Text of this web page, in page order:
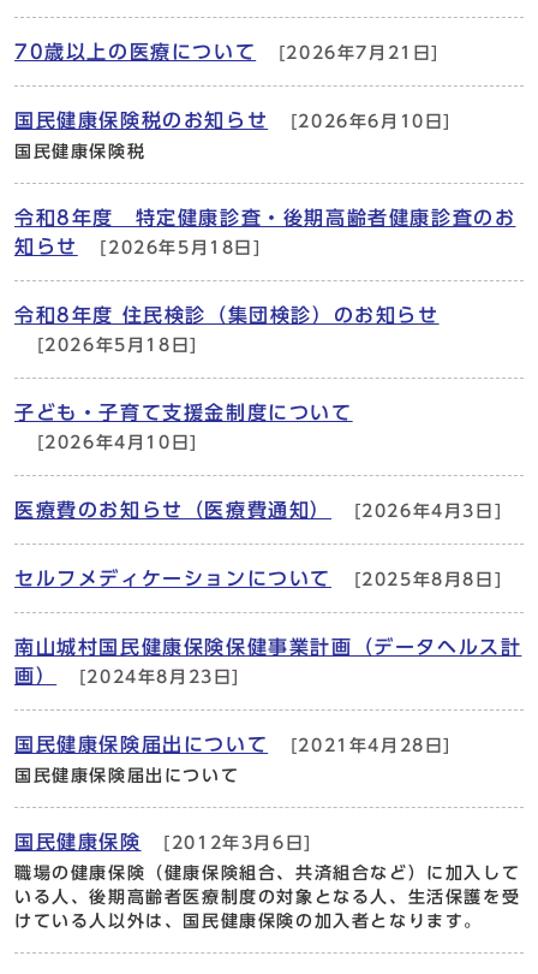
70歳以上の医療について [2026年7月21日]
国民健康保険税のお知らせ
[2026年6月10日]
国民健康保険税
令和8年度 特定健康診査・後期高齢者健康診査のお
知らせ
[2026年5月18日]
令和8年度 住民検診（集団検診）のお知らせ
[2026年5月18日]
子ども・子育て支援金制度について
[2026年4月10日]
医療費のお知らせ（医療費通知） [2026年4月3日]
セルフメディケーションについて [2025年8月8日]
南山城村国民健康保険保健事業計画（データヘルス計
画）
[2024年8月23日]
国民健康保険届出について
[2021年4月28日]
国民健康保険届出について
国民健康保険
[2012年3月6日]
職場の健康保険（健康保険組合、共済組合など）に加入して
いる人、後期高齢者医療制度の対象となる人、生活保護を受
けている人以外は、国民健康保険の加入者となります。